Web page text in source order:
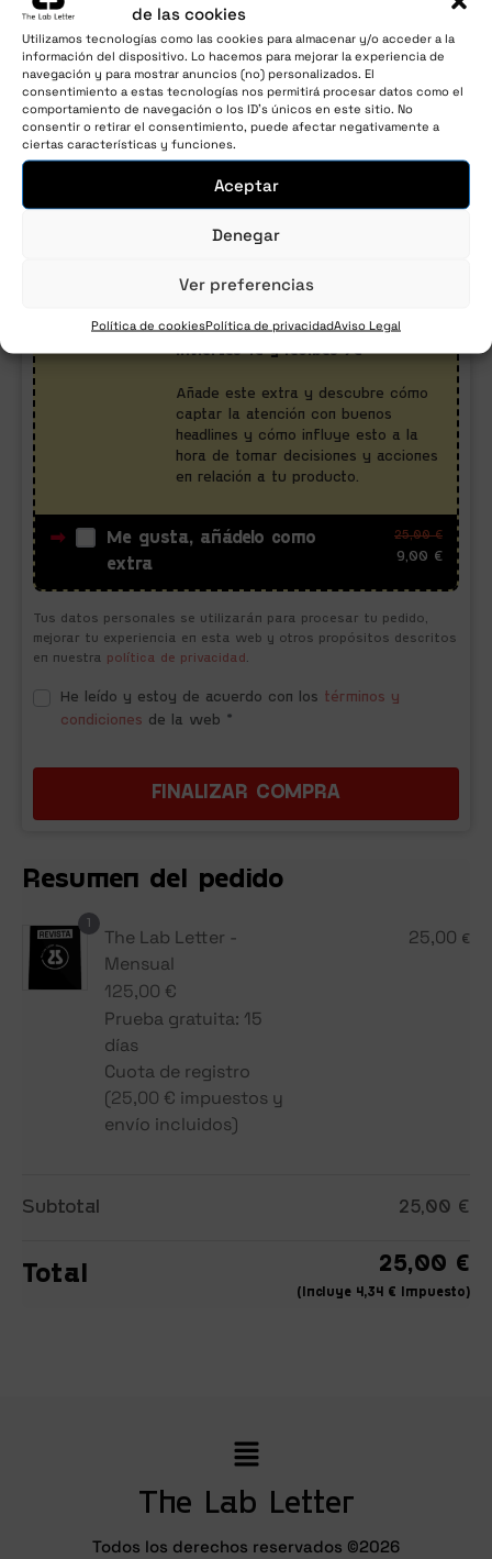
de las cookies
Utilizamos tecnologías como las cookies para almacenar y/o acceder a la
información del dispositivo. Lo hacemos para mejorar la experiencia de
navegación y para mostrar anuncios (no) personalizados. El
consentimiento a estas tecnologías nos permitirá procesar datos como el
comportamiento de navegación o los ID's únicos en este sitio. No
consentir o retirar el consentimiento, puede afectar negativamente a
ciertas características y funciones.
Aceptar
Denegar
Ver preferencias
Política de cookiesPolítica de privacidadAviso Legal
Pay with your credit card via Stripe
Número de tarjeta*
Fecha de
caducidad*
CVV*
del veneno"?
Una página de ventas en la que
inviertes 1€ y recibes 7€
Añade este extra y descubre cómo
captar la atención con buenos
headlines y cómo influye esto a la
hora de tomar decisiones y acciones
en relación a tu producto.
Me gusta, añádelo como
extra
25,00€
9,00 €
Tus datos personales se utilizarán para procesar tu pedido,
mejorar tu experiencia en esta web y otros propósitos descritos
en nuestra política de privacidad
He leído y estoy de acuerdo con los términos y
condiciones de la web *
FINALIZAR COMPRA
Resumen del pedido
The Lab Letter -
Mensual
125,00 €
Prueba gratuita: 15
días
Cuota de registro
(25,00 € impuestos y
envío incluidos)
25,00 €
Subtotal 25,00 €
Total 25,00 €
(incluye 4,34 € Impuesto)
The Lab Letter
Todos los derechos reservados ©2026